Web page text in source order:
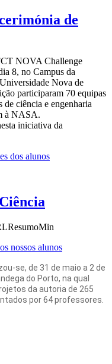
de
NOVA Challenge
8, no Campus da
Nova de
participaram 70 equipas
ciência e engenharia
à NASA.
iniciativa da
dos alunos
nossos alunos
se, de 31 de maio a 2 de
do Porto, na qual
da autoria de 265
por 64 professores.